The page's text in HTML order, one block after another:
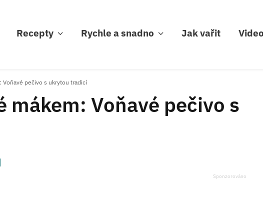
Recepty Rychle a snadno Jak vařit Video
Voňavé pečivo s ukrytou tradicí
mákem: Voňavé pečivo s